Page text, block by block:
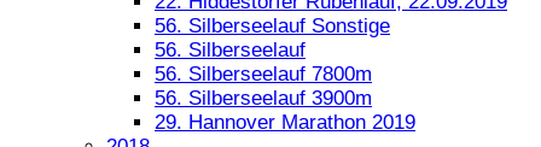
56. Silberseelauf Sonstige
56. Silberseelauf
56. Silberseelauf 7800m
56. Silberseelauf 3900m
29. Hannover Marathon 2019